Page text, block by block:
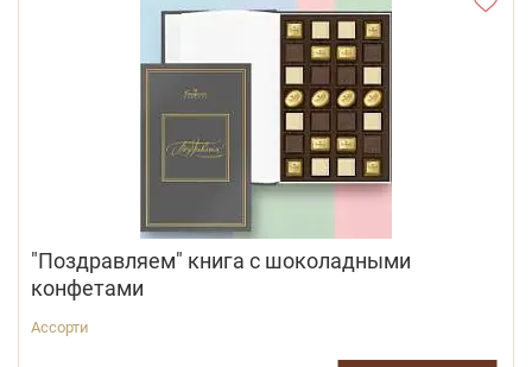
"Поздравляем" книга с шоколадными
конфетами
Ассорти